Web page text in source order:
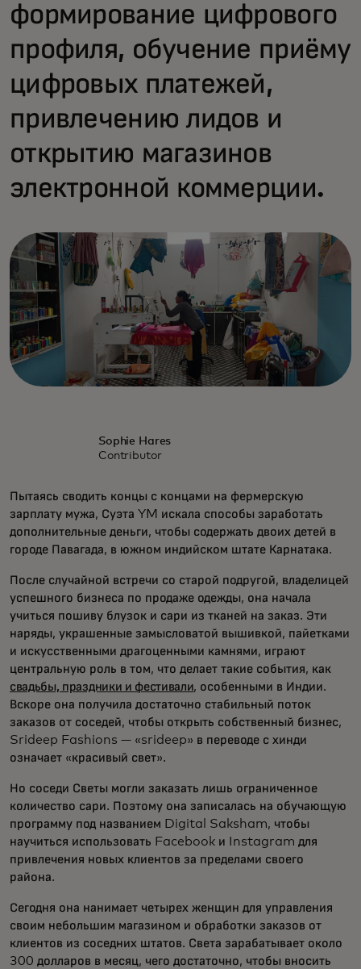
формирование цифрового
профиля, обучение приёму
цифровых платежей,
привлечению лидов и
открытию магазинов
электронной коммерции.
Sophie Hares
Contributor
Пытаясь сводить концы с концами на фермерскую
зарплату мужа, Суэта YM искала способы заработать
дополнительные деньги, чтобы содержать двоих детей в
городе Павагада, в южном индийском штате Карнатака.
После случайной встречи со старой подругой, владелицей
успешного бизнеса по продаже одежды, она начала
учиться пошиву блузок и сари из тканей на заказ. Эти
наряды, украшенные замысловатой вышивкой, пайетками
и искусственными драгоценными камнями, играют
центральную роль в том, что делает такие события, как
свадьбы, праздники и фестивали, особенными в Индии.
Вскоре она получила достаточно стабильный поток
заказов от соседей, чтобы открыть собственный бизнес,
Srideep Fashions — «srideep» в переводе с хинди
означает «красивый свет».
Но соседи Светы могли заказать лишь ограниченное
количество сари. Поэтому она записалась на обучающую
программу под названием Digital Saksham, чтобы
научиться использовать Facebook и Instagram для
привлечения новых клиентов за пределами своего
района.
Сегодня она нанимает четырех женщин для управления
своим небольшим магазином и обработки заказов от
клиентов из соседних штатов. Света зарабатывает около
300 долларов в месяц, чего достаточно, чтобы вносить